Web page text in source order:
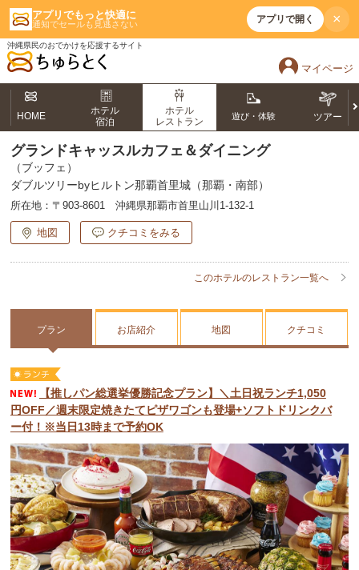
アプリでもっと快適に
通知でセールも見逃さない アプリで開く ×
沖縄県民のおでかけを応援するサイト
マイページ
HOME
ホテル
宿泊
ホテル
レストラン
遊び・体験 ツアー
グランドキャッスルカフェ＆ダイニング
（ブッフェ）
ダブルツリーbyヒルトン那覇首里城（那覇・南部）
所在地： 〒903-8601 沖縄県那覇市首里山川1-132-1
地図 クチコミをみる
このホテルのレストラン一覧へ
プラン お店紹介 地図 クチコミ
【推しパン総選挙優勝記念プラン】＼土日祝ランチ1,050
円OFF／週末限定焼きたてピザワゴンも登場+ソフトドリンクバ
ー付！※当日13時まで予約OK